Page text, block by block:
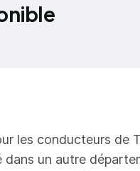
les conducteurs de
dans un autre